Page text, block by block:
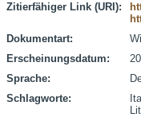
Zitierfähiger Link (URI):
Dokumentart:
Erscheinungsdatum:
Sprache:
Schlagworte: